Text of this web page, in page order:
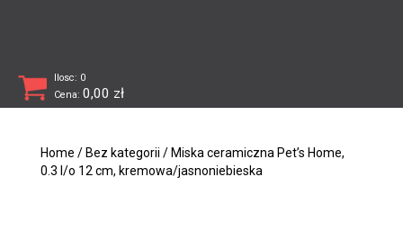
Ilosc: 0
Cena: 0,00 zł
Home / Bez kategorii / Miska ceramiczna Pet’s Home,
0.3 l/o 12 cm, kremowa/jasnoniebieska